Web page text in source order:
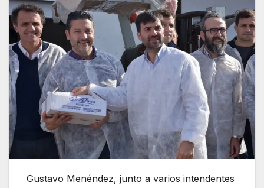
Gustavo Menéndez, junto a varios intendentes